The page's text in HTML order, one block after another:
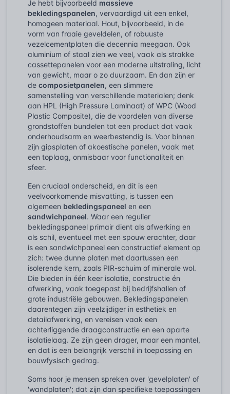
Je hebt bijvoorbeeld massieve
bekledingspanelen, vervaardigd uit een enkel,
homogeen materiaal. Hout, bijvoorbeeld, in de
vorm van fraaie geveldelen, of robuuste
vezelcementplaten die decennia meegaan. Ook
aluminium of staal zien we veel, vaak als strakke
cassettepanelen voor een moderne uitstraling, licht
van gewicht, maar o zo duurzaam. En dan zijn er
de composietpanelen, een slimmere
samenstelling van verschillende materialen; denk
aan HPL (High Pressure Laminaat) of WPC (Wood
Plastic Composite), die de voordelen van diverse
grondstoffen bundelen tot een product dat vaak
onderhoudsarm en weerbestendig is. Voor binnen
zijn gipsplaten of akoestische panelen, vaak met
een toplaag, onmisbaar voor functionaliteit en
sfeer.
Een cruciaal onderscheid, en dit is een
veelvoorkomende misvatting, is tussen een
algemeen bekledingspaneel en een
sandwichpaneel. Waar een regulier
bekledingspaneel primair dient als afwerking en
als schil, eventueel met een spouw erachter, daar
is een sandwichpaneel een constructief element op
zich: twee dunne platen met daartussen een
isolerende kern, zoals PIR-schuim of minerale wol.
Die bieden in één keer isolatie, constructie én
afwerking, vaak toegepast bij bedrijfshallen of
grote industriële gebouwen. Bekledingspanelen
daarentegen zijn veelzijdiger in esthetiek en
detailafwerking, en vereisen vaak een
achterliggende draagconstructie en een aparte
isolatielaag. Ze zijn geen drager, maar een mantel,
en dat is een belangrijk verschil in toepassing en
bouwfysisch gedrag.
Soms hoor je mensen spreken over 'gevelplaten' of
'wandplaten'; dat zijn dan specifieke toepassingen